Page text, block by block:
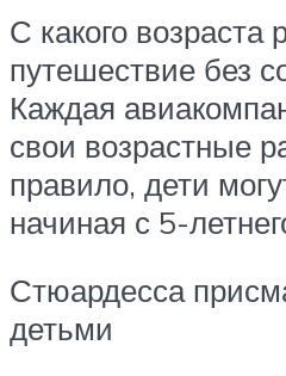
С какого возраста
путешествие без
Каждая
свои возрастные
правило, дети
начиная с 5-
Стюардесса
детьми